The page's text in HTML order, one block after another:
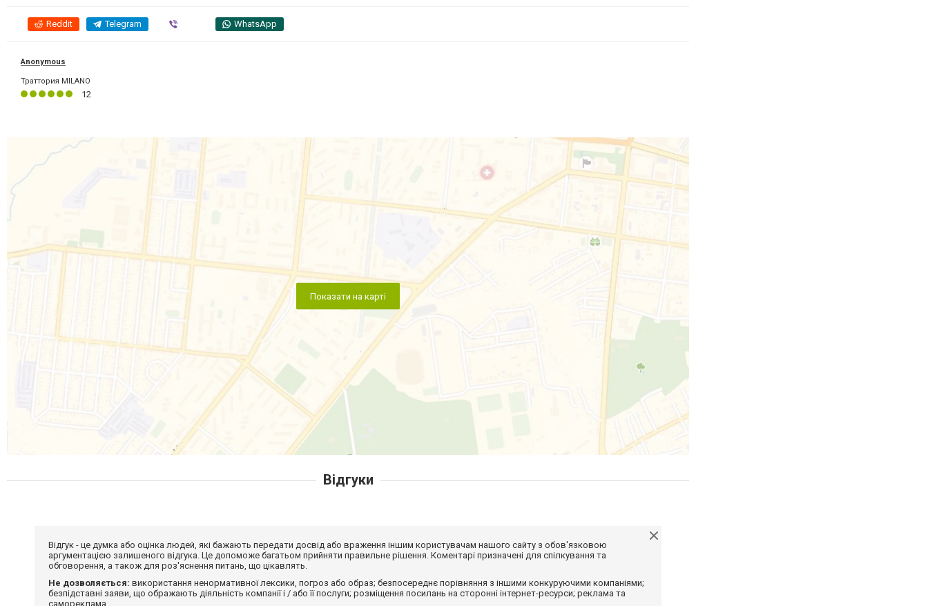
Reddit Telegram WhatsApp
Anonymous
Траттория MILANO
12
Показати на карті
Відгуки
Відгук - це думка або оцінка людей, які бажають передати досвід або враження іншим користувачам нашого сайту з обов'язковою
аргументацією залишеного відгука. Це допоможе багатьом прийняти правильне рішення. Коментарі призначені для спілкування та
обговорення, а також для роз'яснення питань, що цікавлять.
Не дозволяється: використання ненормативної лексики, погроз або образ; безпосереднє порівняння з іншими конкуруючими компаніями;
безпідставні заяви, що ображають діяльність компанії і / або її послуги; розміщення посилань на сторонні інтернет-ресурси; реклама та
самореклама.